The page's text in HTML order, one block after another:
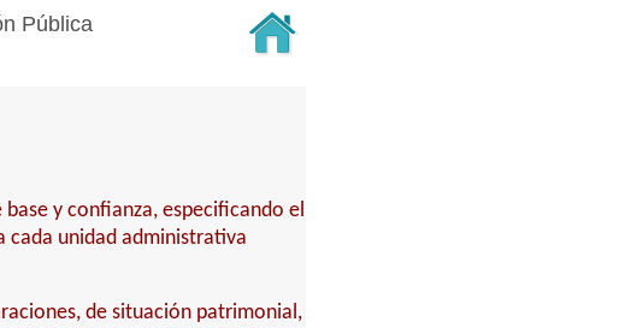
Pública
y confianza, especificando el
cada unidad administrativa
de situación patrimonial,